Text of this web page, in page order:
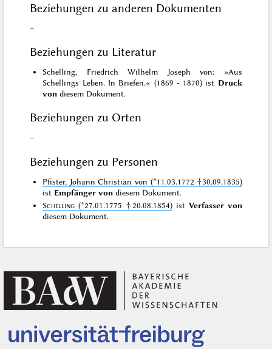
Beziehungen zu anderen Dokumenten
–
Beziehungen zu Literatur
Schelling, Friedrich Wilhelm Joseph von: »Aus
Schellings Leben. In Briefen.« (1869 - 1870) ist Druck
von diesem Dokument.
Beziehungen zu Orten
–
Beziehungen zu Personen
Pfister, Johann Christian von (*11.03.1772 †30.09.1835)
ist Empfänger von diesem Dokument.
Schelling (*27.01.1775 †20.08.1854)ist Verfasser von
diesem Dokument.